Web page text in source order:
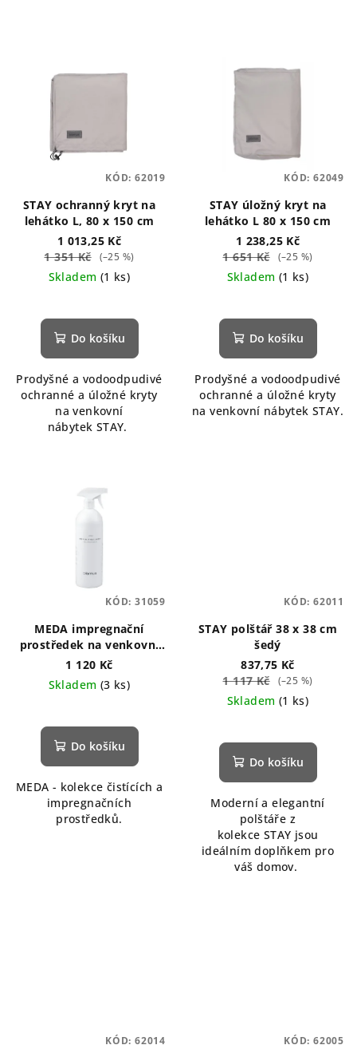
STAY ochranný kryt na
lehátko L, 80 x 150 cm
1 013,25 Kč
1 351 Kč
(–25 %)
Skladem (1 ks)
Do košíku
Prodyšné a vodoodpudivé
ochranné a úložné kryty
na venkovní
nábytek STAY.
KÓD: 62019
STAY úložný kryt na
lehátko L 80 x 150 cm
1 238,25 Kč
1 651 Kč
(–25 %)
Skladem (1 ks)
Do košíku
Prodyšné a vodoodpudivé
ochranné a úložné kryty
na venkovní nábytek STAY.
KÓD: 62049
MEDA impregnační
prostředek na venkovní
textil
1 120 Kč
Skladem (3 ks)
Do košíku
MEDA - kolekce čistících a
impregnačních
prostředků.
KÓD: 31059
STAY polštář 38 x 38 cm
šedý
837,75 Kč
1 117 Kč
(–25 %)
Skladem (1 ks)
Do košíku
Moderní a elegantní
polštáře z
kolekce STAY jsou
ideálním doplňkem pro
váš domov.
KÓD: 62011
KÓD: 62014 KÓD: 62005